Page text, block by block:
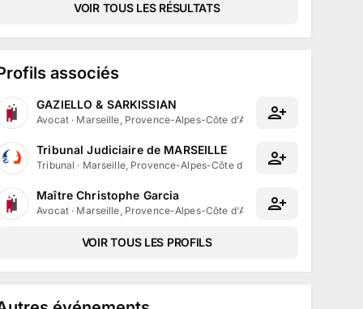
VOIR TOUS LES RÉSULTATS
associés
GAZIELLO & SARKISSIAN
Avocat · Marseille, Provence-Alpes-Côte d'Azur
Tribunal Judiciaire de MARSEILLE
Tribunal · Marseille, Provence-Alpes-Côte d'Azur
Maître Christophe Garcia
Avocat · Marseille, Provence-Alpes-Côte d'Azur
VOIR TOUS LES PROFILS